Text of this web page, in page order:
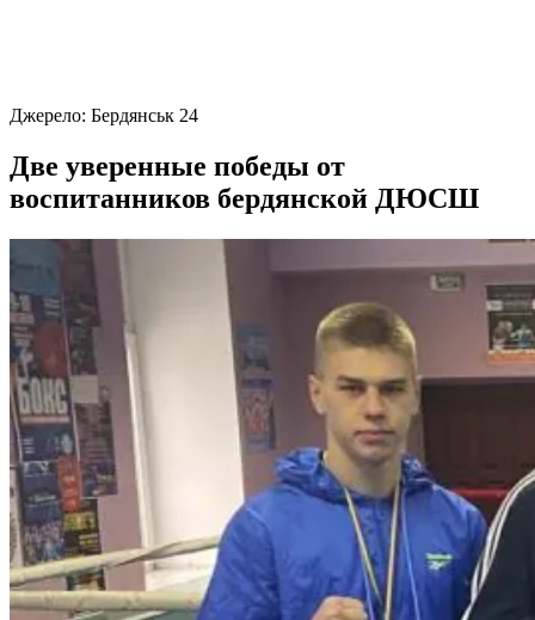
Джерело: Бердянськ 24
Две уверенные победы от
воспитанников бердянской ДЮСШ